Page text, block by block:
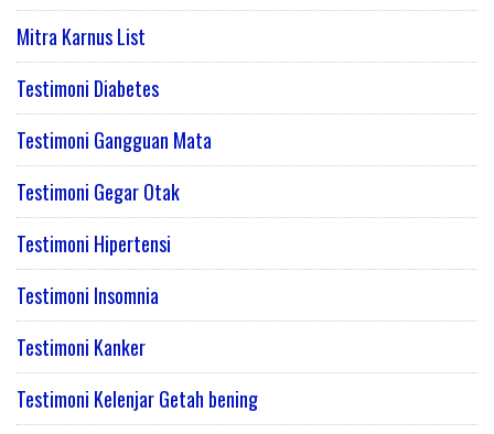
Mitra Karnus List
Testimoni Diabetes
Testimoni Gangguan Mata
Testimoni Gegar Otak
Testimoni Hipertensi
Testimoni Insomnia
Testimoni Kanker
Testimoni Kelenjar Getah bening